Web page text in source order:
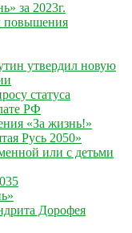
за 2023г.
повышения
утвердил новую
статуса
РФ
«За жизнь!»
Русь 2050»
или с детьми
Дорофея